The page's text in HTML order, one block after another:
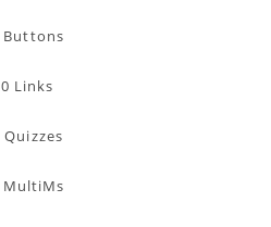
Buttons
0 Links
Quizzes
MultiMs